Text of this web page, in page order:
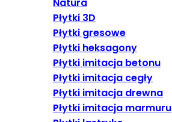
Natura
Płytki 3D
Płytki gresowe
Płytki heksagony
Płytki imitacja betonu
Płytki imitacja cegły
Płytki imitacja drewna
Płytki imitacja marmuru